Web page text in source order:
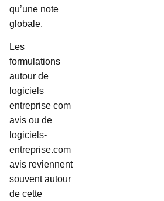
qu’une note
globale.
Les
formulations
autour de
logiciels
entreprise com
avis ou de
logiciels-
entreprise.com
avis reviennent
souvent autour
de cette